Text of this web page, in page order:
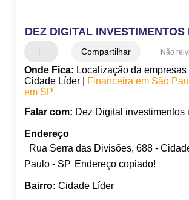
DEZ DIGITAL
Compartilhar Não
Onde Fica: Localização da
Cidade Líder |
Financeira em São
em SP
Falar com: Dez Digital investimentos
Endereço
Rua Serra das Divisões, 688 -
Paulo - SP Endereço copiado!
Bairro: Cidade Líder